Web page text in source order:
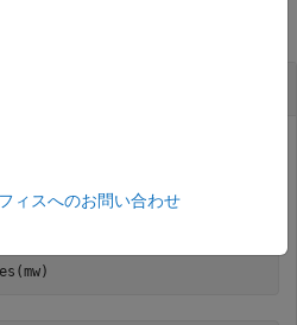
Workspace
ィスへのお問い合わせ